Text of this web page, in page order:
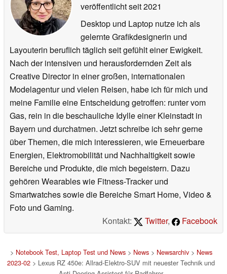
veröffentlichtseit 2021
Desktop und Laptop nutze ich als
gelernte Grafikdesignerin und
Layouterin beruflich täglich seit gefühlt einer Ewigkeit.
Nach der intensiven und herausfordernden Zeit als
Creative Director in einer großen, internationalen
Modelagentur und vielen Reisen, habe ich für mich und
meine Familie eine Entscheidung getroffen: runter vom
Gas, rein in die beschauliche Idylle einer Kleinstadt in
Bayern und durchatmen. Jetzt schreibe ich sehr gerne
über Themen, die mich interessieren, wie Erneuerbare
Energien, Elektromobilität und Nachhaltigkeit sowie
Bereiche und Produkte, die mich begeistern. Dazu
gehören Wearables wie Fitness-Tracker und
Smartwatches sowie die Bereiche Smart Home, Video &
Foto und Gaming.
Kontakt:
Twitter, Facebook
> Notebook Test, Laptop Test und News> News> Newsarchiv> News
2023-02 > Lexus RZ 450e: Allrad-Elektro-SUV mit neuester Technik und